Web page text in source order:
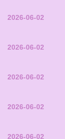
2026-06-02
2026-06-02
2026-06-02
2026-06-02
2026-06-02